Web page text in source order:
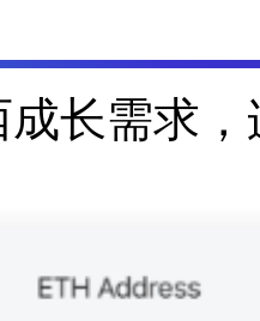
成长需求